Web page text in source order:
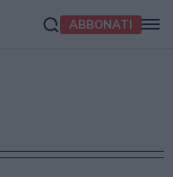
ABBONATI